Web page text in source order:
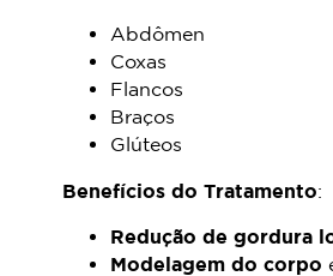
Abdômen
Coxas
Flancos
Braços
Glúteos
Benefícios do Tratamento:
Redução de gordura
Modelagem do corpo